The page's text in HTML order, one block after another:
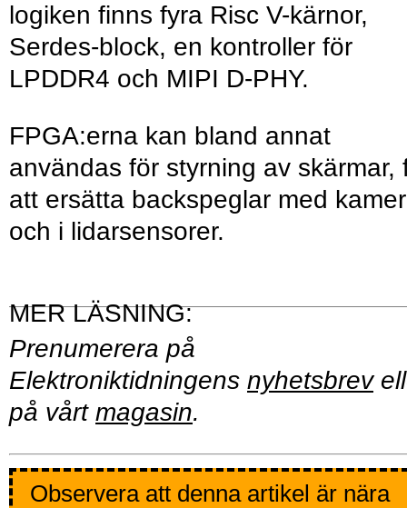
logiken finns fyra Risc V-kärnor,
Serdes-block, en kontroller för
LPDDR4 och MIPI D-PHY.
FPGA:erna kan bland annat
användas för styrning av skärmar,
att ersätta backspeglar med
och i lidarsensorer.
Prenumerera på
Elektroniktidningens nyhetsbrev
på vårt magasin.
Observera att denna artikel är nära